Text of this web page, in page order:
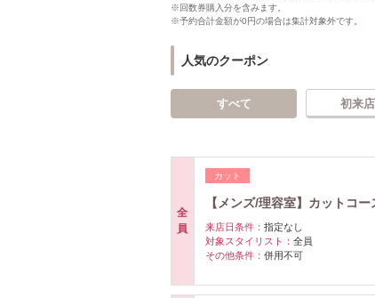
※回数券購入分を含みます。
※予約合計金額が0円の場合は集計対象外です。
人気のクーポン
すべて 初来
全
員
カット
【メンズ/理容室】カットコ
来店日条件： 指定なし
対象スタイリスト： 全員
その他条件： 併用不可